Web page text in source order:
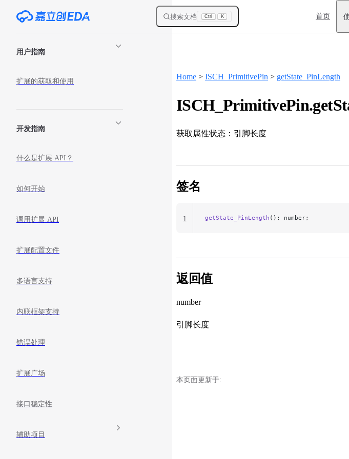
Skip to content 搜索文档 Ctrl K
Main
首页
用户指南
扩展的获取和使用
开发指南
什么是扩展 API？
如何开始
调用扩展 API
扩展配置文件
多语言支持
内联框架支持
错误处理
扩展广场
接口稳定性
辅助项目
Home > ISCH_PrimitivePin > getState_PinLength
获取属性状态：引脚长度
签名
getState_PinLength (): number;
1
返回值
number
引脚长度
本页面更新于: